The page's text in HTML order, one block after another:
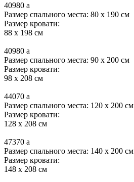
40980 a
Размер спального места: 80 x 190 см
Размер кровати:
88 x 198 см
40980 a
Размер спального места: 90 x 200 см
Размер кровати:
98 x 208 см
44070 a
Размер спального места: 120 x 200 см
Размер кровати:
128 x 208 см
47370 a
Размер спального места: 140 x 200 см
Размер кровати:
148 x 208 см